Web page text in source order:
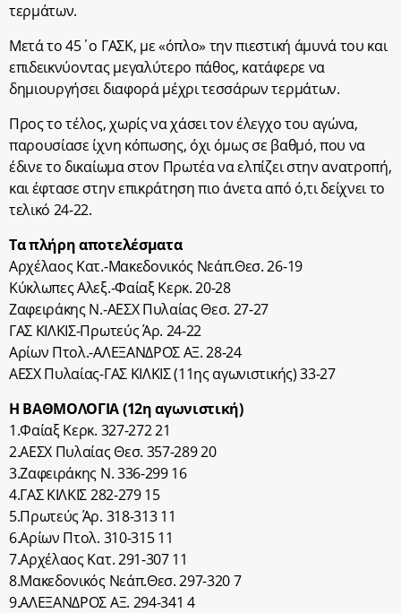
τερμάτων.
Μετά το 45΄ο ΓΑΣΚ, με «όπλο» την πιεστική άμυνά του και
επιδεικνύοντας μεγαλύτερο πάθος, κατάφερε να
δημιουργήσει διαφορά μέχρι τεσσάρων τερμάτων.
Προς το τέλος, χωρίς να χάσει τον έλεγχο του αγώνα,
παρουσίασε ίχνη κόπωσης, όχι όμως σε βαθμό, που να
έδινε το δικαίωμα στον Πρωτέα να ελπίζει στην ανατροπή,
και έφτασε στην επικράτηση πιο άνετα από ό,τι δείχνει το
τελικό 24-22.
Τα πλήρη αποτελέσματα
Αρχέλαος Κατ.-Μακεδονικός Νεάπ.Θεσ. 26-19
Κύκλωπες Αλεξ.-Φαίαξ Κερκ. 20-28
Ζαφειράκης Ν.-ΑΕΣΧ Πυλαίας Θεσ. 27-27
ΓΑΣ ΚΙΛΚΙΣ-Πρωτεύς Άρ. 24-22
Αρίων Πτολ.-ΑΛΕΞΑΝΔΡΟΣ ΑΞ. 28-24
ΑΕΣΧ Πυλαίας-ΓΑΣ ΚΙΛΚΙΣ (11ης αγωνιστικής) 33-27
Η ΒΑΘΜΟΛΟΓΙΑ (12η αγωνιστική)
1.Φαίαξ Κερκ. 327-272 21
2.ΑΕΣΧ Πυλαίας Θεσ. 357-289 20
3.Ζαφειράκης Ν. 336-299 16
4.ΓΑΣ ΚΙΛΚΙΣ 282-279 15
5.Πρωτεύς Άρ. 318-313 11
6.Αρίων Πτολ. 310-315 11
7.Αρχέλαος Κατ. 291-307 11
8.Μακεδονικός Νεάπ.Θεσ. 297-320 7
9.ΑΛΕΞΑΝΔΡΟΣ ΑΞ. 294-341 4